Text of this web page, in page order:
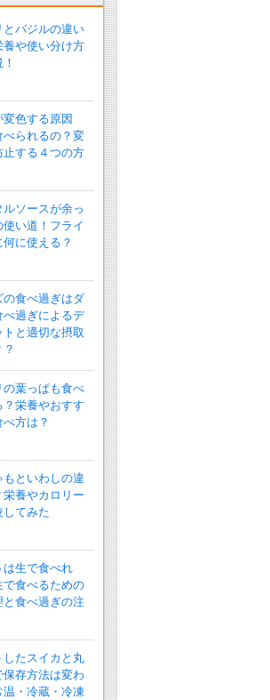
とバジルの違い
養や使い分け方
変色する原因
べられるの？変
止する４つの方
ルソースが余っ
使い道！フライ
何に使える？
の食べ過ぎはダ
べ過ぎによるデ
トと適切な摂取
の葉っぱも食べ
？栄養やおすす
方は？
もといわしの違
栄養やカロリー
してみた
は生で食べれ
で食べるための
と食べ過ぎの注
したスイカと丸
保存方法は変わ
温・冷蔵・冷凍